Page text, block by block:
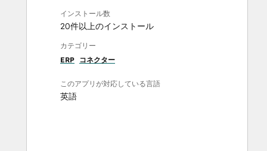
インストール数
20件以上のインストール
カテゴリー
ERP コネクター
このアプリが対応している言語
英語